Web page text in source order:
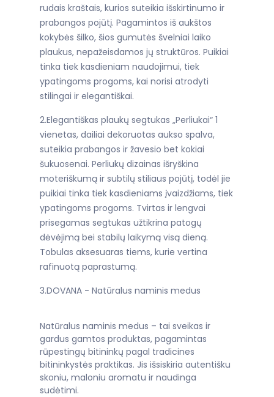
rudais kraštais, kurios suteikia išskirtinumo ir
prabangos pojūtį. Pagamintos iš aukštos
kokybės šilko, šios gumutės švelniai laiko
plaukus, nepažeisdamos jų struktūros. Puikiai
tinka tiek kasdieniam naudojimui, tiek
ypatingoms progoms, kai norisi atrodyti
stilingai ir elegantiškai.
2.Elegantiškas plaukų segtukas „Perliukai“ 1
vienetas, dailiai dekoruotas aukso spalva,
suteikia prabangos ir žavesio bet kokiai
šukuosenai. Perliukų dizainas išryškina
moteriškumą ir subtilų stiliaus pojūtį, todėl jie
puikiai tinka tiek kasdieniams įvaizdžiams, tiek
ypatingoms progoms. Tvirtas ir lengvai
prisegamas segtukas užtikrina patogų
dėvėjimą bei stabilų laikymą visą dieną.
Tobulas aksesuaras tiems, kurie vertina
rafinuotą paprastumą.
3.DOVANA - Natūralus naminis medus
Natūralus naminis medus – tai sveikas ir
gardus gamtos produktas, pagamintas
rūpestingų bitininkų pagal tradicines
bitininkystės praktikas. Jis išsiskiria autentišku
skoniu, maloniu aromatu ir naudinga
sudėtimi.